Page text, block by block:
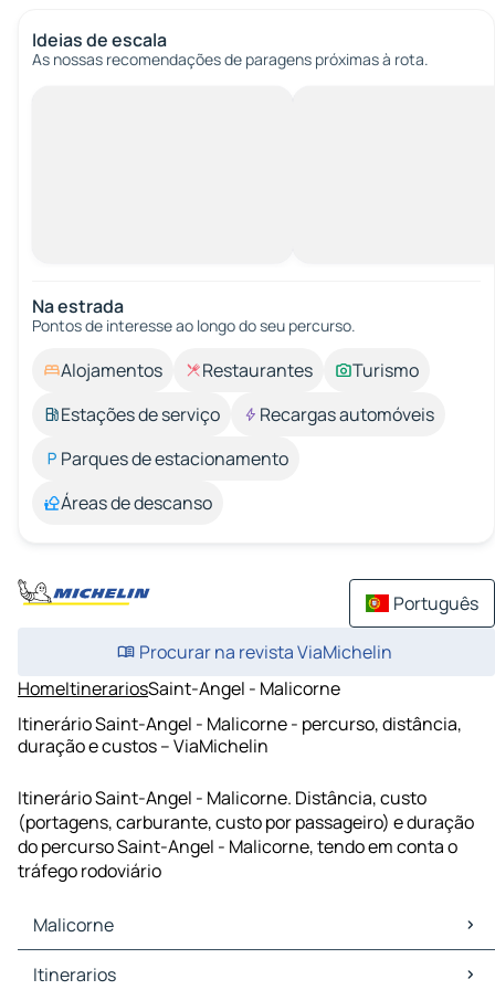
Ideias de escala
As nossas recomendações de paragens próximas à rota.
Na estrada
Pontos de interesse ao longo do seu percurso.
Alojamentos Restaurantes
Turismo
Estações de serviço
Recargas automóveis
Parques de estacionamento
Áreas de descanso
Português
Procurar na revista ViaMichelin
HomeItinerariosSaint-Angel - Malicorne
Itinerário Saint-Angel - Malicorne - percurso, distância,
duração e custos – ViaMichelin
Itinerário Saint-Angel - Malicorne. Distância, custo
(portagens, carburante, custo por passageiro) e duração
do percurso Saint-Angel - Malicorne, tendo em conta o
tráfego rodoviário
Malicorne
Malicorne Mapas Plantas
Itinerarios